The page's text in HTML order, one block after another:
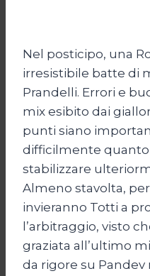
Nel posticipo, una
irresistibile batte di
Prandelli. Errori e
mix esibito dai
punti siano
difficilmente quanto
stabilizzare
Almeno stavolta,
invieranno Totti a
l’arbitraggio, visto
graziata all’ultimo
da rigore su Pandev